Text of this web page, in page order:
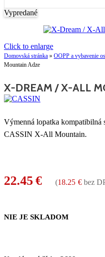
Vypredané
Click to enlarge
Domovská stránka » OOPP a vybavenie
Mountain Adze
X-DREAM / X-ALL
Výmenná lopatka
CASSIN X-All Mountain.
22.45 € (18.25 € bez
NIE JE SKLADOM